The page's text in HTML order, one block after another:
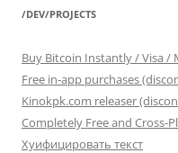
/DEV/PROJECTS
Buy Bitcoin Instantly / Visa /
Free in-app purchases
Kinokpk.com releaser
Completely Free and
Хуифицировать текст